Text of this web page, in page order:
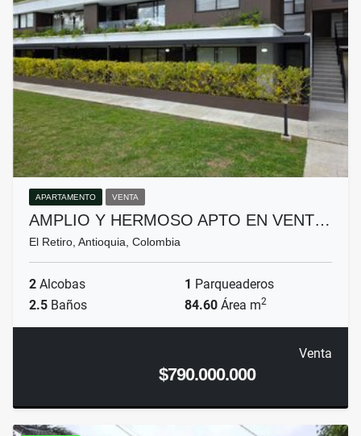
APARTAMENTO VENTA
AMPLIO Y HERMOSO APTO EN VENT…
El Retiro, Antioquia, Colombia
2 Alcobas 1 Parqueaderos
2.5 Baños 84.60 Área m2
Venta
$790.000.000